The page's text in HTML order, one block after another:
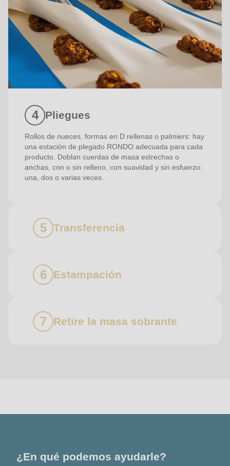
Pliegues
Rollos de nueces, formas en D rellenas o palmiers: hay
una estación de plegado RONDO adecuada para cada
producto. Doblan cuerdas de masa estrechas o
anchas, con o sin relleno, con suavidad y sin esfuerzo:
una, dos o varias veces.
Transferencia
Estampación
Retire la masa sobrante
nosotros
¿En qué podemos ayudarle?